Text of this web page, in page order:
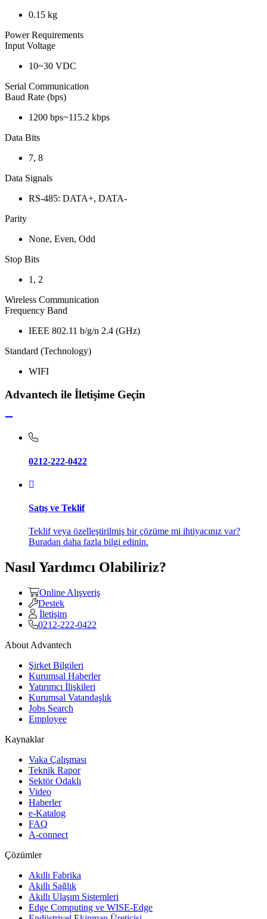
0.15 kg
Power Requirements
Input Voltage
10~30 VDC
Serial Communication
Baud Rate (bps)
1200 bps~115.2 kbps
Data Bits
7, 8
Data Signals
RS-485: DATA+, DATA-
Parity
None, Even, Odd
Stop Bits
1, 2
Wireless Communication
Frequency Band
IEEE 802.11 b/g/n 2.4 (GHz)
Standard (Technology)
WIFI
Advantech ile İletişime Geçin
0212-222-0422
Satış ve Teklif
Teklif veya özelleştirilmiş bir çözüme mi ihtiyacınız var?
Buradan daha fazla bilgi edinin.
Nasıl Yardımcı Olabiliriz?
Online Alışveriş
Destek
İletişim
0212-222-0422
About Advantech
Şirket Bilgileri
Kurumsal Haberler
Yatırımcı İlişkileri
Kurumsal Vatandaşlık
Jobs Search
Employee
Kaynaklar
Vaka Çalışması
Teknik Rapor
Sektör Odaklı
Video
Haberler
e-Katalog
FAQ
A-connect
Çözümler
Akıllı Fabrika
Akıllı Sağlık
Akıllı Ulaşım Sistemleri
Edge Computing ve WISE-Edge